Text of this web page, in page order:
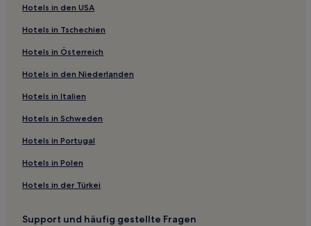
Familien in Sal
Hotels mit Wellnessbereich in Sal
Günstige nahe Shark Bay Beach
Luxus nahe Shark Bay Beach
2-Sterne-Hotels in Sal
Hotels in den USA
Hotels in Tschechien
Hotels in Österreich
Hotels in den Niederlanden
Hotels in Italien
Hotels in Schweden
Hotels in Portugal
Hotels in Polen
Hotels in der Türkei
Support und häufig gestellte Fragen